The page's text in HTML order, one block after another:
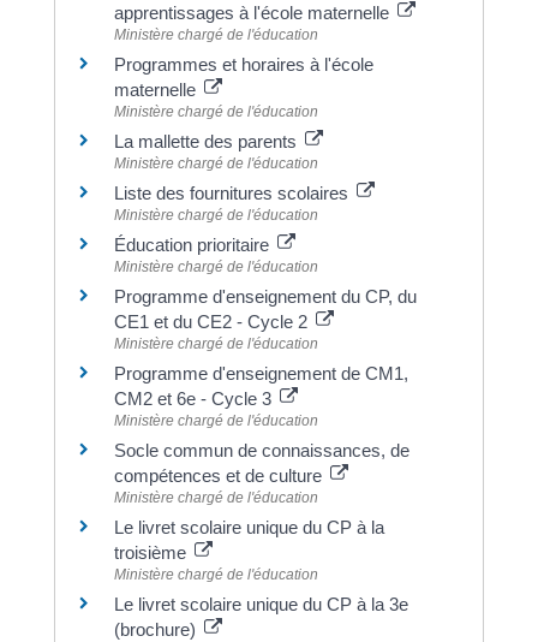
apprentissages à l'école maternelle
Ministère chargé de l'éducation
Programmes et horaires à l'école
maternelle
Ministère chargé de l'éducation
La mallette des parents
Ministère chargé de l'éducation
Liste des fournitures scolaires
Ministère chargé de l'éducation
Éducation prioritaire
Ministère chargé de l'éducation
Programme d'enseignement du CP, du
CE1 et du CE2 - Cycle 2
Ministère chargé de l'éducation
Programme d'enseignement de CM1,
CM2 et 6e - Cycle 3
Ministère chargé de l'éducation
Socle commun de connaissances, de
compétences et de culture
Ministère chargé de l'éducation
Le livret scolaire unique du CP à la
troisième
Ministère chargé de l'éducation
Le livret scolaire unique du CP à la 3e
(brochure)